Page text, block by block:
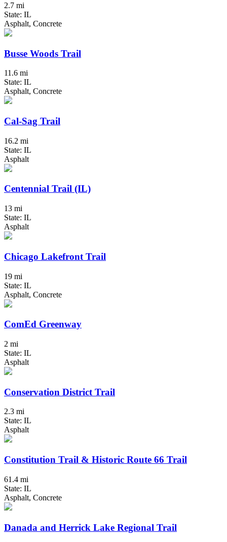
2.7 mi
State: IL
Asphalt, Concrete
Busse Woods Trail
11.6 mi
State: IL
Asphalt, Concrete
Cal-Sag Trail
16.2 mi
State: IL
Asphalt
Centennial Trail (IL)
13 mi
State: IL
Asphalt
Chicago Lakefront Trail
19 mi
State: IL
Asphalt, Concrete
ComEd Greenway
2 mi
State: IL
Asphalt
Conservation District Trail
2.3 mi
State: IL
Asphalt
Constitution Trail & Historic Route 66 Trail
61.4 mi
State: IL
Asphalt, Concrete
Danada and Herrick Lake Regional Trail